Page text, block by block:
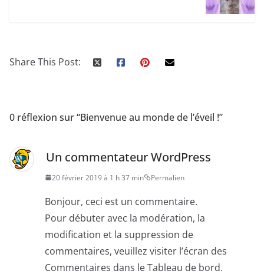
Share This Post:
0 réflexion sur “Bienvenue au monde de l’éveil !”
Un commentateur WordPress
20 février 2019 à 1 h 37 min Permalien
Bonjour, ceci est un commentaire.
Pour débuter avec la modération, la
modification et la suppression de
commentaires, veuillez visiter l’écran des
Commentaires dans le Tableau de bord.